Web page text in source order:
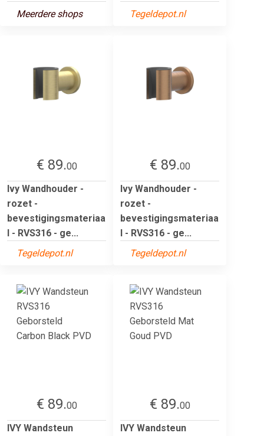
Meerdere shops
Tegeldepot.nl
€ 89.00
Ivy Wandhouder -
rozet -
bevestigingsmateriaa
l - RVS316 - ge...
Tegeldepot.nl
€ 89.00
Ivy Wandhouder -
rozet -
bevestigingsmateriaa
l - RVS316 - ge...
Tegeldepot.nl
€ 89.00
IVY Wandsteun
€ 89.00
IVY Wandsteun